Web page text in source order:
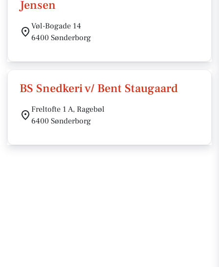
Jensen
Vøl-Bogade 14
6400 Sønderborg
BS Snedkeri v/ Bent Staugaard
Freltofte 1 A, Ragebøl
6400 Sønderborg